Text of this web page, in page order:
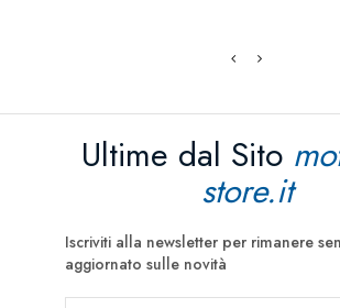
Ultime dal Sito
store.it
Iscriviti alla newsletter per rimanere
aggiornato sulle novità